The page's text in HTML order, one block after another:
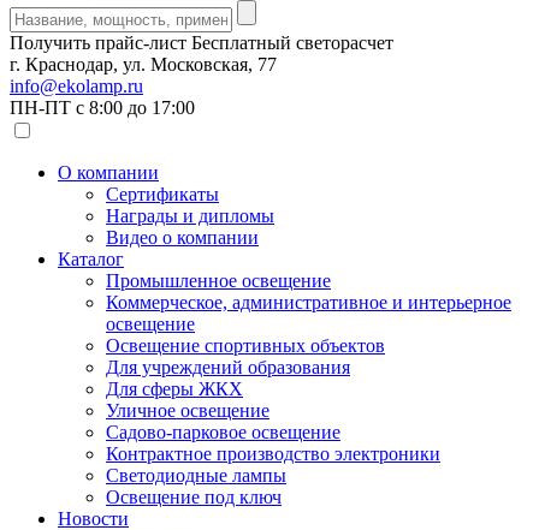
Получить прайс-лист Бесплатный светорасчет
г. Краснодар, ул. Московская, 77
info@ekolamp.ru
ПН-ПТ с 8:00 до 17:00
О компании
Сертификаты
Награды и дипломы
Видео о компании
Каталог
Промышленное освещение
Коммерческое, административное и интерьерное
освещение
Освещение спортивных объектов
Для учреждений образования
Для сферы ЖКХ
Уличное освещение
Садово-парковое освещение
Контрактное производство электроники
Светодиодные лампы
Освещение под ключ
Новости